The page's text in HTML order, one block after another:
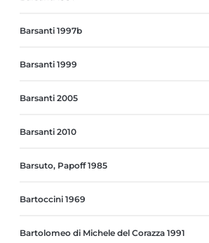
Barsanti 1997b
Barsanti 1999
Barsanti 2005
Barsanti 2010
Barsuto, Papoff 1985
Bartoccini 1969
Bartolomeo di Michele del Corazza 1991